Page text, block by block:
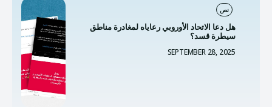
نص
هل دعا الاتحاد الأوروبي رعاياه لمغادرة مناطق
سيطرة قسد؟
SEPTEMBER 28, 2025